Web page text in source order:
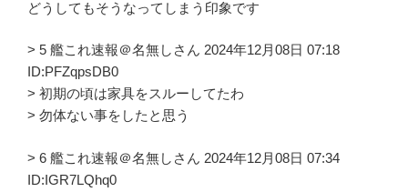
どうしてもそうなってしまう印象です
> 5 艦これ速報＠名無しさん 2024年12月08日 07:18
ID:PFZqpsDB0
> 初期の頃は家具をスルーしてたわ
> 勿体ない事をしたと思う
> 6 艦これ速報＠名無しさん 2024年12月08日 07:34
ID:IGR7LQhq0